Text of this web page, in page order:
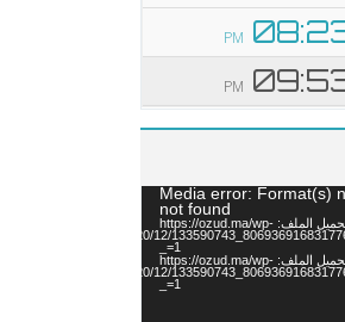
Media error: Format(s)
not found
تحميل الملف: https://ozud.ma/wp-
content/uploads/2020/12/
_=1
تحميل الملف: https://ozud.ma/wp-
content/uploads/2020/12/
_=1